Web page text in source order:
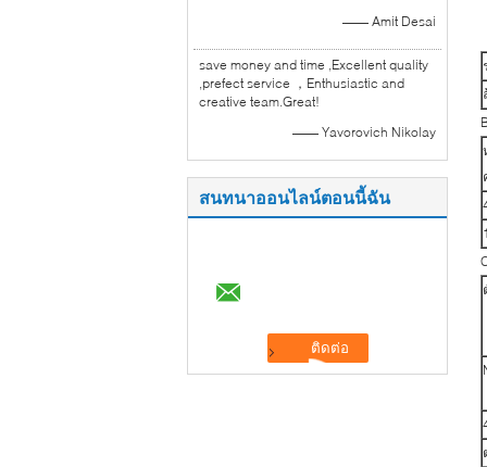
—— Amit Desai
save money and time ,Excellent quality
,prefect service ，Enthusiastic and
creative team.Great!
—— Yavorovich Nikolay
สนทนาออนไลน์ตอนนี้ฉัน